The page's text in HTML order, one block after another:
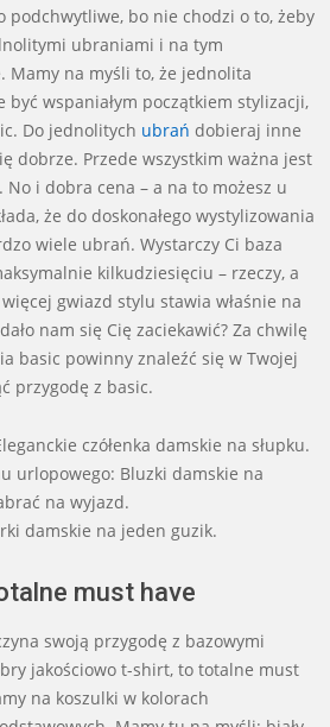
podchwytliwe, bo nie chodzi o to, żeby
ubraniami i na tym
Mamy na myśli to, że jednolita
być wspaniałym początkiem stylizacji,
Do jednolitych ubrań dobieraj inne
dobrze. Przede wszystkim ważna jest
No i dobra cena – a na to możesz u
że do doskonałego wystylizowania
wiele ubrań. Wystarczy Ci baza
kilkudziesięciu – rzeczy, a
gwiazd stylu stawia właśnie na
nam się Cię zaciekawić? Za chwilę
basic powinny znaleźć się w Twojej
przygodę z basic.
czółenka damskie na słupku.
urlopowego: Bluzki damskie na
na wyjazd.
damskie na jeden guzik.
must have
swoją przygodę z bazowymi
jakościowo t-shirt, to totalne must
na koszulki w kolorach